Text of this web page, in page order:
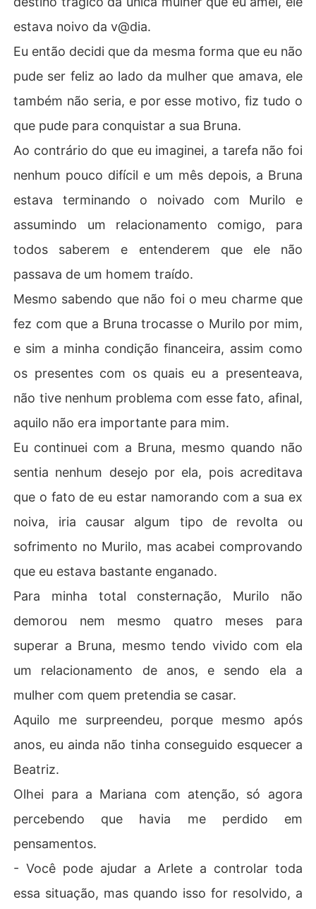
estava noivo da v@dia.
Eu então decidi que da mesma forma que eu não
pude ser feliz ao lado da mulher que amava, ele
também não seria, e por esse motivo, fiz tudo o
que pude para conquistar a sua Bruna.
Ao contrário do que eu imaginei, a tarefa não foi
nenhum pouco difícil e um mês depois, a Bruna
estava terminando o noivado com Murilo e
assumindo um relacionamento comigo, para
todos saberem e entenderem que ele não
passava de um homem traído.
Mesmo sabendo que não foi o meu charme que
fez com que a Bruna trocasse o Murilo por mim,
e sim a minha condição financeira, assim como
os presentes com os quais eu a presenteava,
não tive nenhum problema com esse fato, afinal,
aquilo não era importante para mim.
Eu continuei com a Bruna, mesmo quando não
sentia nenhum desejo por ela, pois acreditava
que o fato de eu estar namorando com a sua ex
noiva, iria causar algum tipo de revolta ou
sofrimento no Murilo, mas acabei comprovando
que eu estava bastante enganado.
Para minha total consternação, Murilo não
demorou nem mesmo quatro meses para
superar a Bruna, mesmo tendo vivido com ela
um relacionamento de anos, e sendo ela a
mulher com quem pretendia se casar.
Aquilo me surpreendeu, porque mesmo após
anos, eu ainda não tinha conseguido esquecer a
Beatriz.
Olhei para a Mariana com atenção, só agora
percebendo que havia me perdido em
pensamentos.
- Você pode ajudar a Arlete a controlar toda
essa situação, mas quando isso for resolvido, a